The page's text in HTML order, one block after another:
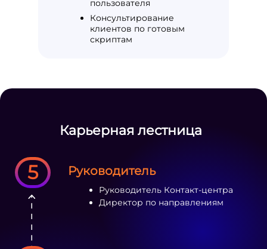
пользователя
Консультирование
клиентов по готовым
скриптам
Карьерная лестница
5 Руководитель
Руководитель Контакт-центра
Директор по направлениям